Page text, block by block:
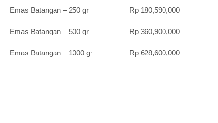
Emas Batangan – 250 gr Rp 180,590,000
Emas Batangan – 500 gr Rp 360,900,000
Emas Batangan – 1000 gr Rp 628,600,000